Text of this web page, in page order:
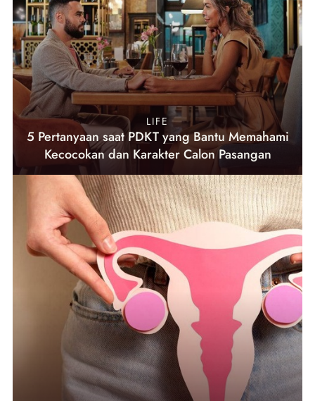
LIFE
5 Pertanyaan saat PDKT yang Bantu Memahami
Kecocokan dan Karakter Calon Pasangan